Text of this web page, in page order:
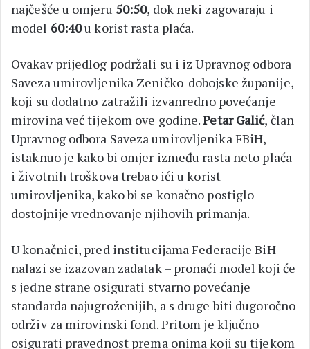
najčešće u omjeru 50:50, dok neki zagovaraju i
model 60:40u korist rasta plaća.
Ovakav prijedlog podržali su i iz Upravnog odbora
Saveza umirovljenika Zeničko-dobojske županije,
koji su dodatno zatražili izvanredno povećanje
mirovina već tijekom ove godine.Petar Galić, član
Upravnog odbora Saveza umirovljenika FBiH,
istaknuo je kako bi omjer između rasta neto plaća
i životnih troškova trebao ići u korist
umirovljenika, kako bi se konačno postiglo
dostojnije vrednovanje njihovih primanja.
U konačnici, pred institucijama Federacije BiH
nalazi se izazovan zadatak – pronaći model koji će
s jedne strane osigurati stvarno povećanje
standarda najugroženijih, a s druge biti dugoročno
održiv za mirovinski fond. Pritom je ključno
osigurati pravednost prema onima koji su tijekom